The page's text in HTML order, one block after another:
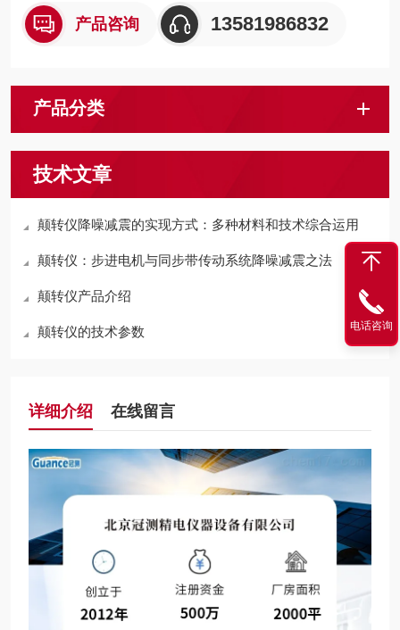
产品咨询 13581986832
产品分类
技术文章
颠转仪降噪减震的实现方式：多种材料和技术综合运用
颠转仪：步进电机与同步带传动系统降噪减震之法
颠转仪产品介绍
颠转仪的技术参数
详细介绍 在线留言
电话咨询